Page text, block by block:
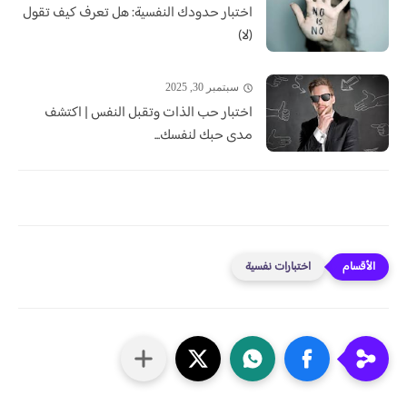
اختبار حدودك النفسية: هل تعرف كيف تقول
(لا)
سبتمبر 30, 2025
اختبار حب الذات وتقبل النفس | اكتشف
مدى حبك لنفسك...
اختبارات نفسية